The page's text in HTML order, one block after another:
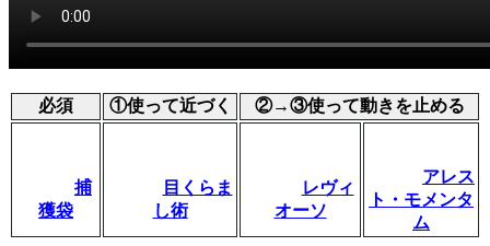
必須 ①使って近づく ②→③使って動きを止める
捕
獲袋
目くらま
し術
レヴィ
オーソ
アレス
ト・モメンタ
ム